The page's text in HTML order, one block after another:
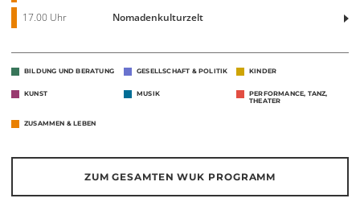
17.00 Uhr
Nomadenkulturzelt
BILDUNG UND BERATUNG GESELLSCHAFT & POLITIK KINDER
KUNST MUSIK
PERFORMANCE, TANZ,
THEATER
ZUSAMMEN & LEBEN
ZUM GESAMTEN WUK PROGRAMM